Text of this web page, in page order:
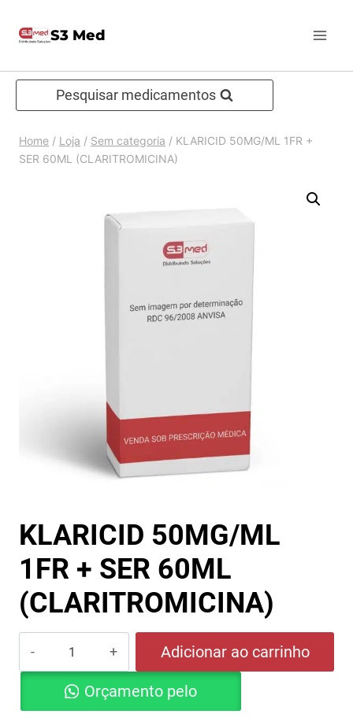
para
Conteúdo
S3 Med
Pesquisar medicamentos
Home / Loja / Sem categoria / KLARICID 50MG/ML 1FR +
SER 60ML (CLARITROMICINA)
KLARICID 50MG/ML
1FR + SER 60ML
(CLARITROMICINA)
KLARICID
50MG/ML
Adicionar ao carrinho
Orçamento pelo